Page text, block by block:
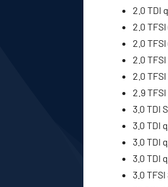
2.0 TDI
2.0
2.0
2.0
2.0
2.9
3.0 TDI
3.0 TDI
3.0 TDI
3.0 TDI
3.0